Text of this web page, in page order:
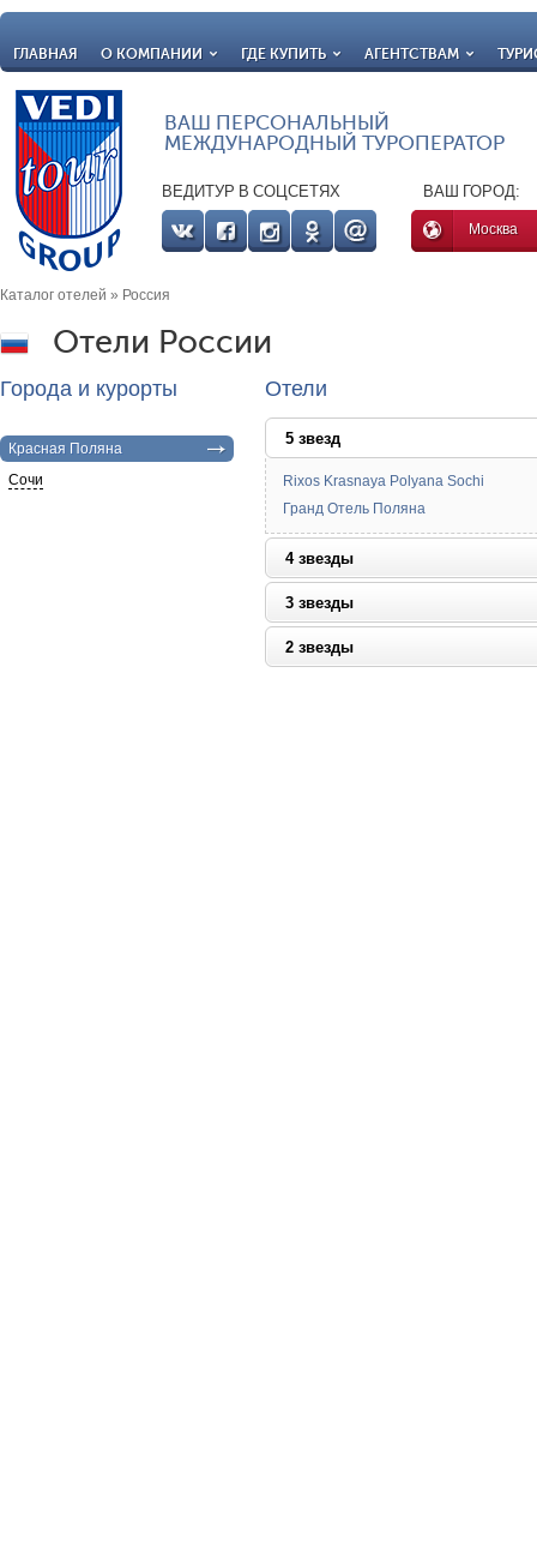
ГЛАВНАЯ О КОМПАНИИ ГДЕ КУПИТЬ АГЕНТСТВАМ
ВАШ ПЕРСОНАЛЬНЫЙ
МЕЖДУНАРОДНЫЙ ТУРОПЕРАТОР
ВЕДИТУР В СОЦСЕТЯХ ВАШ ГОРОД:
Москва
Каталог отелей » Россия
Отели России
Города и курорты
Красная Поляна
Сочи
Отели
5 звезд
Rixos Krasnaya Polyana Sochi
Гранд Отель Поляна
4 звезды
3 звезды
2 звезды